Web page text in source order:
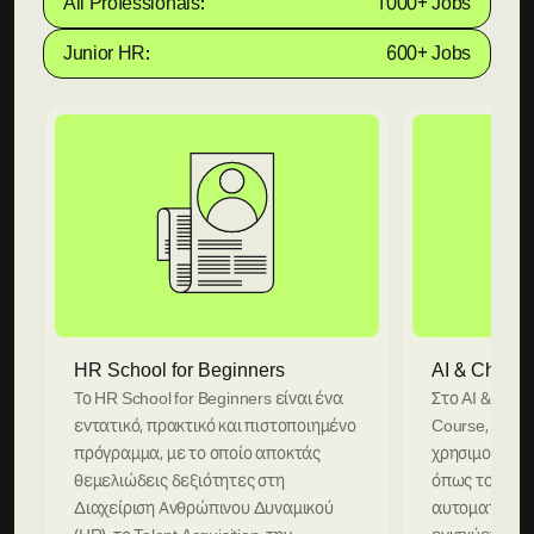
Junior HR:
600+ Jobs
HR School for Beginners
Το HR School for Beginners είναι ένα
εντατικό, πρακτικό και πιστοποιημένο
πρόγραμμα, με το οποίο αποκτάς
θεμελιώδεις δεξιότητες στη
Διαχείριση Ανθρώπινου Δυναμικού
AI &
Στο AI &
Course, θα
όπως το